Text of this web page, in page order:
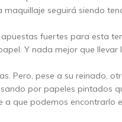
seguirá siendo
fuertes para esta
Y nada mejor que
Pero, pese a su reinado,
por papeles pintados
que podemos encontrarlo